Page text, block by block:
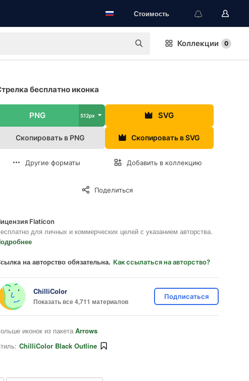
Стоимость
Коллекции 0
бесплатно иконка
PNG 512px SVG
Скопировать в PNG Скопировать в SVG
Другие форматы Добавить в коллекцию
Поделиться
Flaticon
для личных и коммерческих целей с указанием авторства.
на авторство обязательна. Как ссылаться на авторство?
ChilliColor
Показать все 4,711 материалов
Подписаться
иконок из пакета Arrows
ChilliColor Black Outline